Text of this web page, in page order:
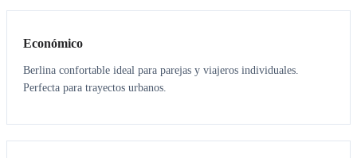
Económico
Berlina confortable ideal para parejas y viajeros individuales.
Perfecta para trayectos urbanos.
3 3